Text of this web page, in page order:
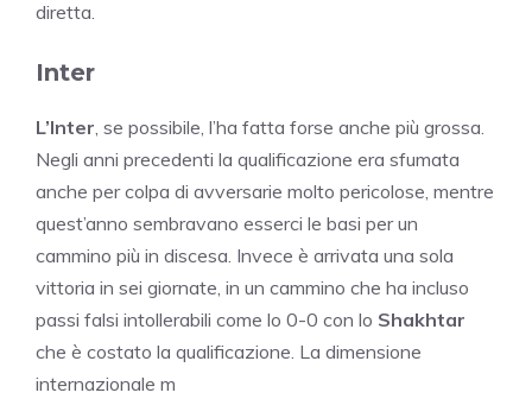
diretta.
Inter
L’Inter, se possibile, l’ha fatta forse anche più grossa.
Negli anni precedenti la qualificazione era sfumata
anche per colpa di avversarie molto pericolose, mentre
quest’anno sembravano esserci le basi per un
cammino più in discesa. Invece è arrivata una sola
vittoria in sei giornate, in un cammino che ha incluso
passi falsi intollerabili come lo 0-0 con lo Shakhtar
che è costato la qualificazione. La dimensione
internazionale m